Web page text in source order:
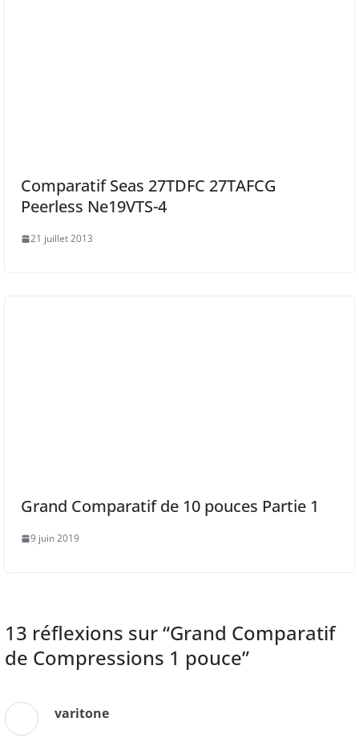
Comparatif Seas 27TDFC 27TAFCG
Peerless Ne19VTS-4
21 juillet 2013
Grand Comparatif de 10 pouces Partie 1
9 juin 2019
13 réflexions sur “Grand Comparatif
de Compressions 1 pouce”
varitone